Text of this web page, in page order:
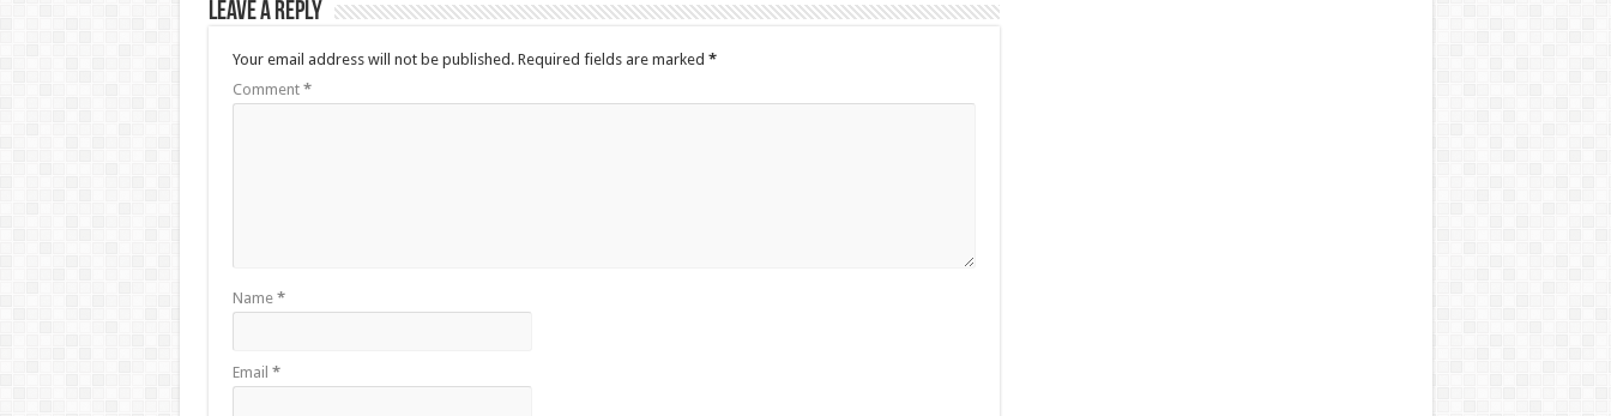
Leave a Reply
Your email address will not be published. Required fields are marked *
Comment *
Name *
Email *